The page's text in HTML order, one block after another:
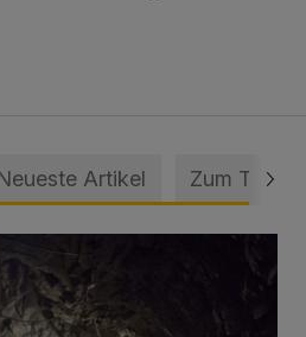
Artikel Zum Thema